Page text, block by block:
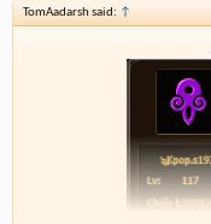
TomAadarsh said: ↑